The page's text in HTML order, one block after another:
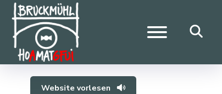
Website vorlesen